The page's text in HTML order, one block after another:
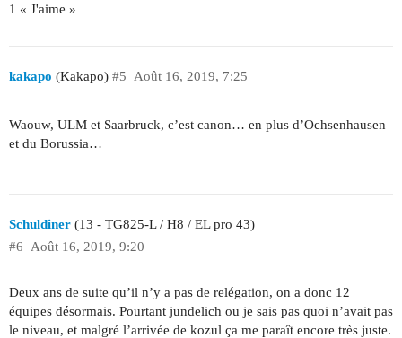
1 « J'aime »
kakapo (Kakapo) Août 16, 2019, 7:25
#5
Waouw, ULM et Saarbruck, c’est canon… en plus d’Ochsenhausen
et du Borussia…
Schuldiner (13 - TG825-L / H8 / EL pro 43)
Août 16, 2019, 9:20
#6
Deux ans de suite qu’il n’y a pas de relégation, on a donc 12
équipes désormais. Pourtant jundelich ou je sais pas quoi n’avait pas
le niveau, et malgré l’arrivée de kozul ça me paraît encore très juste.